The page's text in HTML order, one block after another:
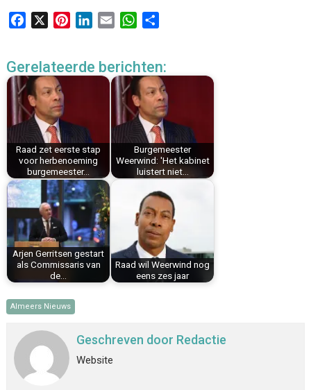
e
b
o
o
t
e
s
t
k
i
l
W
t
s
A
p
e
n
Gerelateerde berichten:
Raad zet eerste stap
voor herbenoeming
burgemeester…
Burgemeester
Weerwind: 'Het kabinet
luistert niet…
Arjen Gerritsen gestart
als Commissaris van
de…
Raad wil Weerwind nog
eens zes jaar
Almeers Nieuws
Geschreven door Redactie
Website